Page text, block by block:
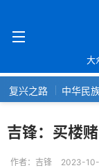
大
复兴之路 中华民
吉锋：买楼
作者： 吉锋 2023-